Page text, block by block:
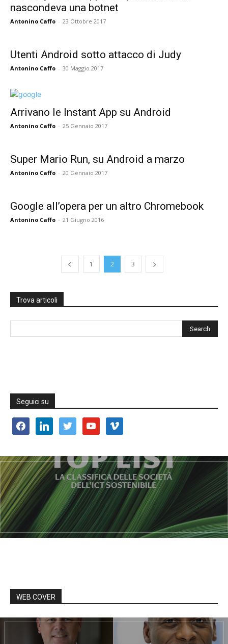
nascondeva una botnet
Antonino Caffo - 23 Ottobre 2017
Utenti Android sotto attacco di Judy
Antonino Caffo - 30 Maggio 2017
Arrivano le Instant App su Android
Antonino Caffo - 25 Gennaio 2017
Super Mario Run, su Android a marzo
Antonino Caffo - 20 Gennaio 2017
Google all’opera per un altro Chromebook
Antonino Caffo - 21 Giugno 2016
1 2 3
Trova articoli
Seguici su
facebooklinkedin twitter youtube vimeo
WEB COVER